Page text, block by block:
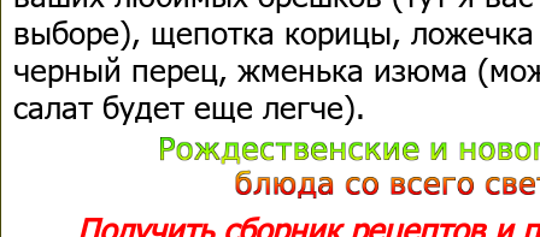
выборе), щепотка корицы,
черный перец, жменька изюма
салат будет еще легче).